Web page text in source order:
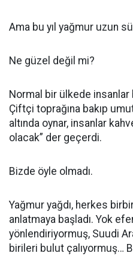
Ama bu yıl yağmur uzun
Ne güzel değil mi?
Normal bir ülkede
Çiftçi toprağına bakıp
altında oynar, insanlar
olacak” der geçerdi.
Bizde öyle olmadı.
Yağmur yağdı, herkes
anlatmaya başladı. Yok
yönlendiriyormuş, Suudi
birileri bulut çalıyormuş…